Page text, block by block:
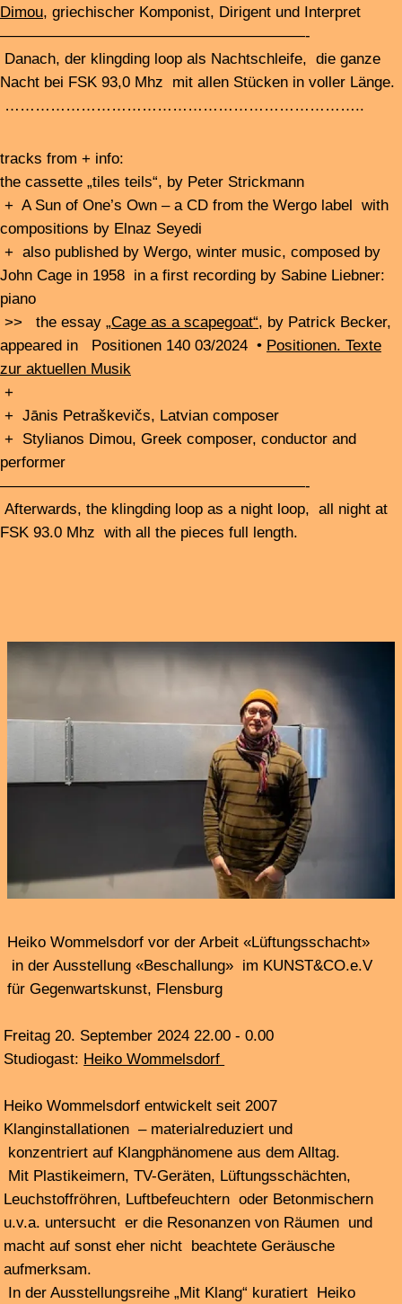
Irgendwas mit Natur am 14.6.24 im Hinterconti
mit Julia Nordholz, Margaux Weiss, Felix Jung © Heiner
Metzger
about the Carnage 8 concert – with Carla Genchi, on
June 1st in Stückwerke
•• with Jana de Troyer a.o about the Bunte Luft Trio on
June 5th, 2024 in the Migrantpolitian / Kampnagel
I talk to Crille from Minze plus Trombone about his
open-air concert in the harbor area on June 9, 2024
The show is pre-produced, with the interviews from the
.............
Afterwards, the klingding night loop, with records from
blurred edges 24 concerts, all night on FSK 93.0
Aufnahmen vonCarnage 8 mit Carla Genchi am 1. Juni
in Stückwerke
• Sarah Buchner: voice beistark bewölktim
•
hauptsächlich verdächtig + Richard von der
Schulenburg Abendmusik imSchaufenster 10.6.24,
Fischmarkt 15
im Warburg-Haus, 11.6.24
• Greta Christensen and Camilla Sørensen, alias "Vinyl -
terror & -horror"bei Sonopol #29 am 12.6.24, MS
• vom h7 club @blurred edges, 15.6.24 im Künstlerhaus
Faktormit dem eventuell | duo (Vera Wahl, Manuela
dem Duo: Xavière Fertin, Emilie Škrijelj, den
sonomathematischen Impulsarchitekten Rolf Bader +
Simon Linke
Heiner Metzger
Cookies. Bitte sehen Sie
unsereDatenschutzrichtlinie
Alle
akzeptier
en
Notwendig
Funktional
Präferenzen
Ausgewä
hlte
akzeptier
en